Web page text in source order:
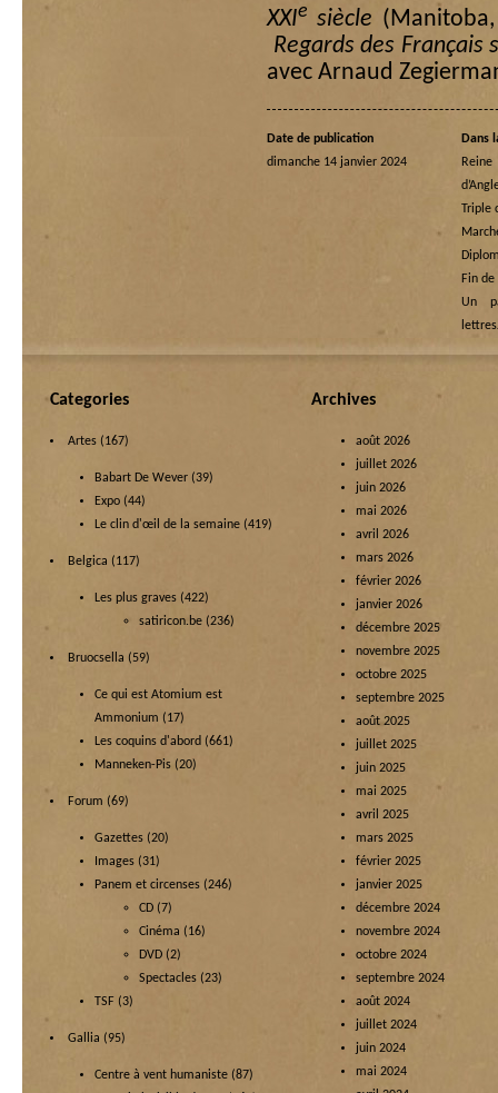
XXIe siècle
Regards des Français
avec Arnaud
Date de publication
dimanche 14 janvier 2024
Dans
Triple
Fin
Un
Categories
Artes (167)
Babart De Wever (39)
Expo (44)
Le clin d'œil de la semaine (419)
Belgica (117)
Les plus graves (422)
satiricon.be (236)
Bruocsella (59)
Ce qui est Atomium est
Ammonium (17)
Les coquins d'abord (661)
Manneken-Pis (20)
Forum (69)
Gazettes (20)
Images (31)
Panem et circenses (246)
CD (7)
Cinéma (16)
DVD (2)
Spectacles (23)
TSF (3)
Gallia (95)
Centre à vent humaniste (87)
Archives
août 2026
juillet 2026
juin 2026
mai 2026
avril 2026
mars 2026
février 2026
janvier 2026
décembre 2025
novembre 2025
octobre 2025
septembre 2025
août 2025
juillet 2025
juin 2025
mai 2025
avril 2025
mars 2025
février 2025
janvier 2025
décembre 2024
novembre 2024
octobre 2024
septembre 2024
août 2024
juillet 2024
juin 2024
mai 2024